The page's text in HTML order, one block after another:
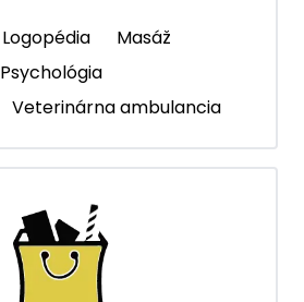
Logopédia
Masáž
Psychológia
Veterinárna ambulancia